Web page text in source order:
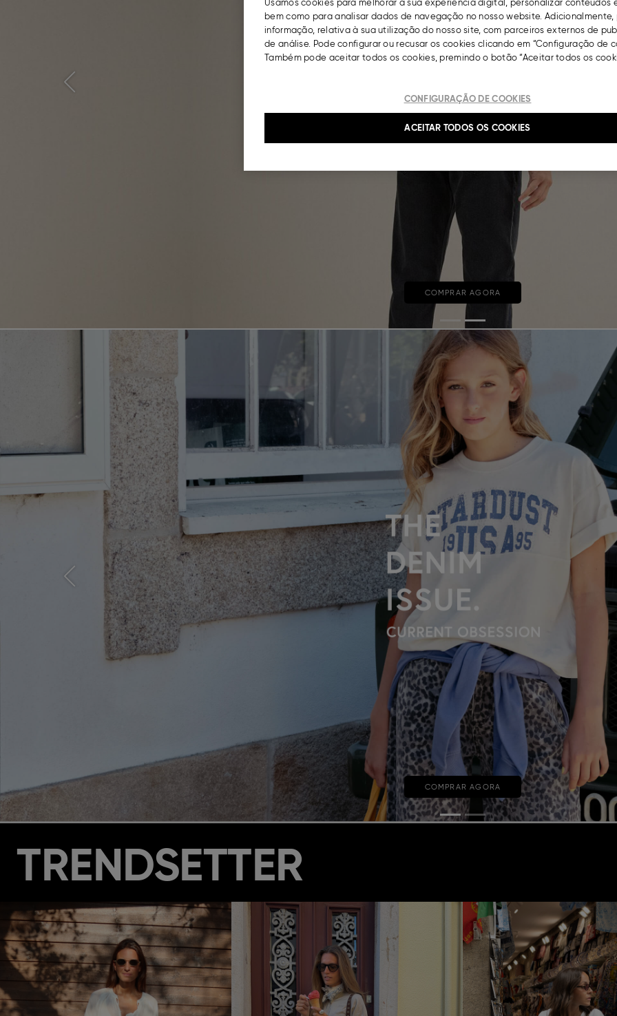
COMPRAR AGORA
Previous
COMPRAR AGORA
Previous
TRENDSETTER
Usamos cookies para melhorar a sua experiência digital, personalizar conteúdos
bem como para analisar dados de navegação no nosso website.
informação, relativa à sua utilização do nosso site, com parceiros externos de
de análise. Pode configurar ou recusar os cookies clicando em “Configuração de
Também pode aceitar todos os cookies, premindo o botão “Aceitar todos os
CONFIGURAÇÃO DE COOKIES
ACEITAR TODOS OS COOKIES